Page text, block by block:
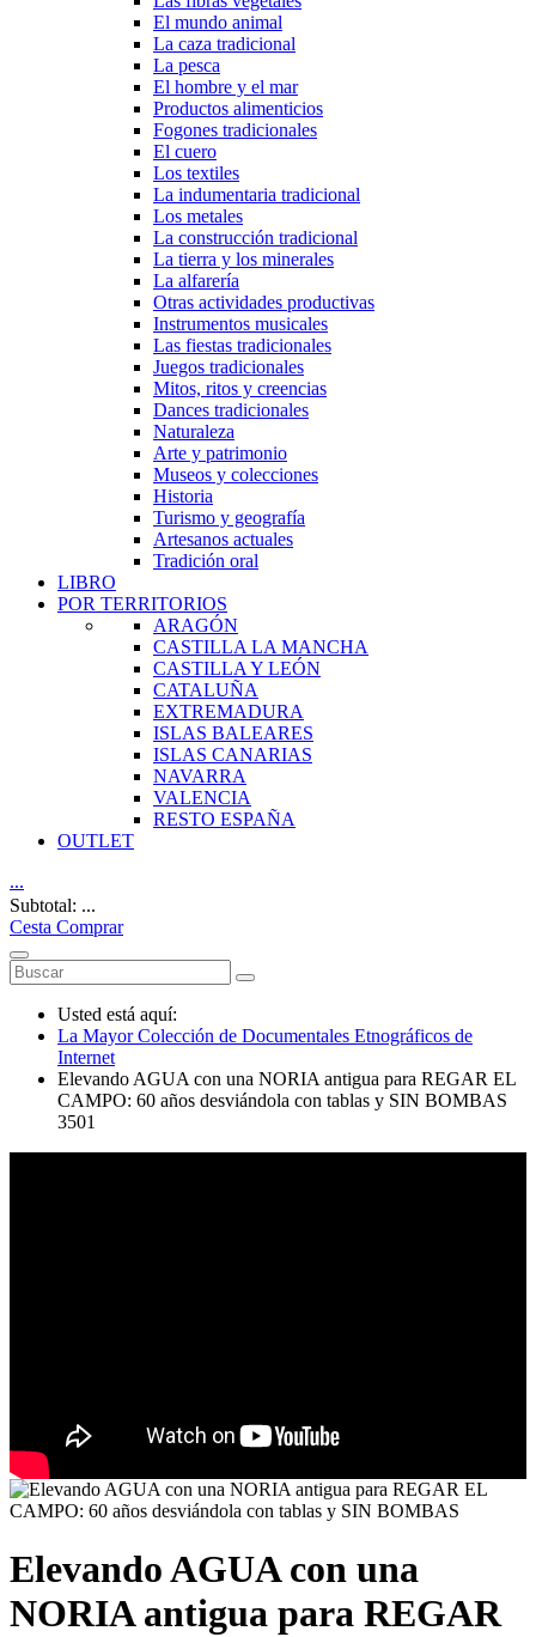
El mundo animal
La caza tradicional
La pesca
El hombre y el mar
Productos alimenticios
Fogones tradicionales
El cuero
Los textiles
La indumentaria tradicional
Los metales
La construcción tradicional
La tierra y los minerales
La alfarería
Otras actividades productivas
Instrumentos musicales
Las fiestas tradicionales
Juegos tradicionales
Mitos, ritos y creencias
Dances tradicionales
Naturaleza
Arte y patrimonio
Museos y colecciones
Historia
Turismo y geografía
Artesanos actuales
Tradición oral
LIBRO
POR TERRITORIOS
ARAGÓN
CASTILLA LA MANCHA
CASTILLA Y LEÓN
CATALUÑA
EXTREMADURA
ISLAS BALEARES
ISLAS CANARIAS
NAVARRA
VALENCIA
RESTO ESPAÑA
OUTLET
...
Subtotal: ...
Cesta Comprar
Usted está aquí:
La Mayor Colección de Documentales Etnográficos de
Internet
Elevando AGUA con una NORIA antigua para REGAR EL
CAMPO: 60 años desviándola con tablas y SIN BOMBAS
3501
Elevando AGUA con una
NORIA antigua para REGAR